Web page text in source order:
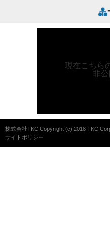
現在こちら
非
株式会社TKC Copyright (c) 2018 TKC
サイトポリシー